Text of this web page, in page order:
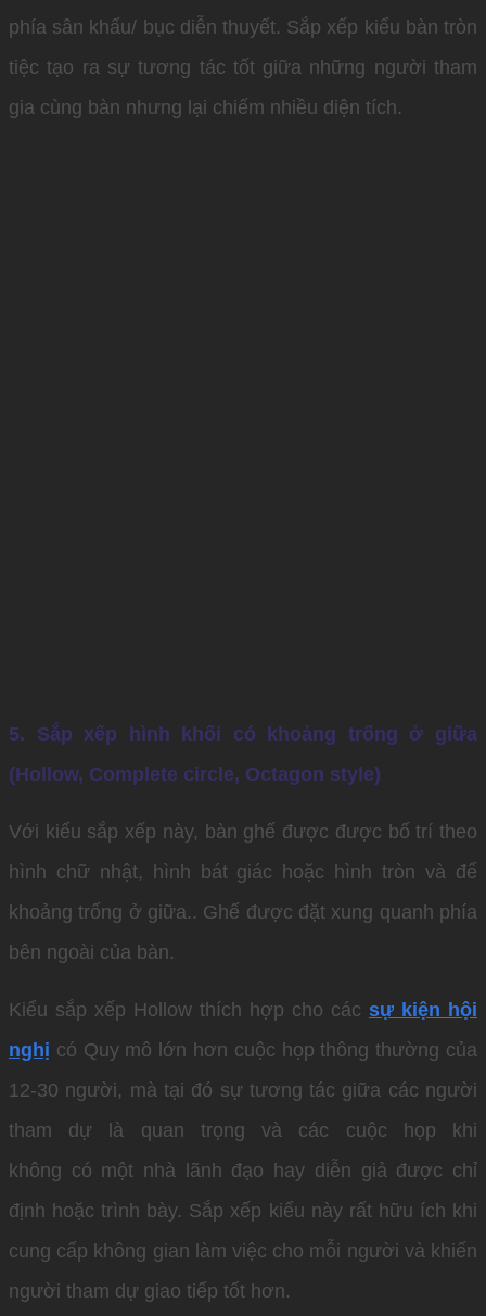
phía sân khấu/ bục diễn thuyết. Sắp xếp kiểu bàn tròn
tiệc tạo ra sự tương tác tốt giữa những người tham
gia cùng bàn nhưng lại chiếm nhiều diện tích.
5. Sắp xếp hình khối có khoảng trống ở giữa
(Hollow, Complete circle, Octagon style)
Với kiểu sắp xếp này, bàn ghế được được bố trí theo
hình chữ nhật, hình bát giác hoặc hình tròn và để
khoảng trống ở giữa.. Ghế được đặt xung quanh phía
bên ngoài của bàn.
Kiểu sắp xếp Hollow thích hợp cho các sự kiện hội
nghị có Quy mô lớn hơn cuộc họp thông thường của
12-30 người, mà tại đó sự tương tác giữa các người
tham dự là quan trọng và các cuộc họp khi
không có một nhà lãnh đạo hay diễn giả được chỉ
định hoặc trình bày. Sắp xếp kiểu này rất hữu ích khi
cung cấp không gian làm việc cho mỗi người và khiến
người tham dự giao tiếp tốt hơn.